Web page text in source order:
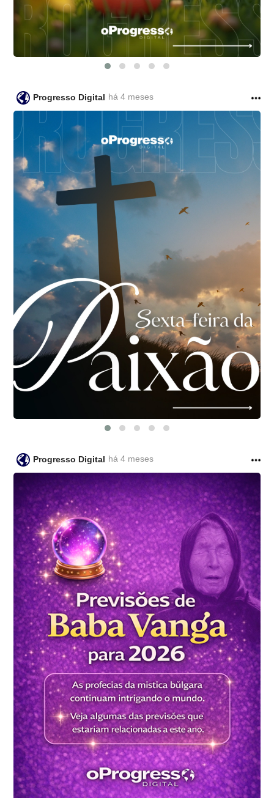
Progresso Digital há 4 meses
Progresso Digital há 4 meses